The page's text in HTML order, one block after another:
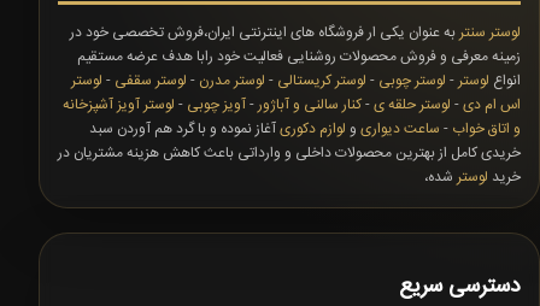
لوستر سنتر به عنوان یکی ار فروشگاه های اینترنتی ایران،فروش تخصصی خود در
زمینه معرفی و فروش محصولات روشنایی فعالیت خود رابا هدف عرضه مستقیم
انواع لوستر - لوستر چوبی - لوستر کریستالی - لوستر مدرن - لوستر سقفی - لوستر
اس ام دی- لوستر حلقه ی-کنار سالنی و آباژور-آویز چوبی - لوستر آویز آشپزخانه
و اتاق خواب - ساعت دیواری و لوازم دکوریآغاز نموده و با گرد هم آوردن سبد
خریدی کامل از بهترین محصولات داخلی و وارداتی باعث کاهش هزینه مشتریان در
خرید لوستر شده،
دسترسی سریع